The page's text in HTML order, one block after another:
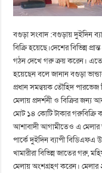
বগুড়া সংবাদ :বগুড়ায় দুইদিন
বিক্রি হয়েছে।দেশের বিভিন্ন
গঠন দেখে গরু ক্রয় করেন। এতে
হয়েছেন বলে জানান বগুড়া
প্রধান সমন্বয়ক তৌহিদ পারভেজ
মেলায় প্রদর্শনী ও বিক্রির জন্য
মোট ১৪ কোটি টাকার গরুবিক্রি
আশাবাদী আগামীতেও এ
পার্কে দুইদিন ব্যাপী বিডিএফএ
খামারীরা বিভিন্ন জাতের গরু,
মেলায় অংশগ্রহণ করেন। মেলার